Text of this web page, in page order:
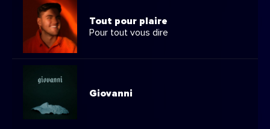
Tout pour plaire
Pour tout vous dire
Giovanni